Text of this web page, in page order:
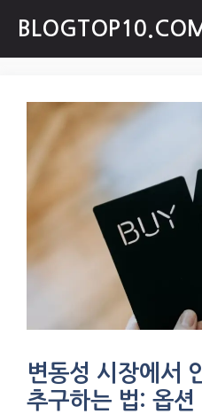
content
변동성 시장에서
추구하는 법: 옵